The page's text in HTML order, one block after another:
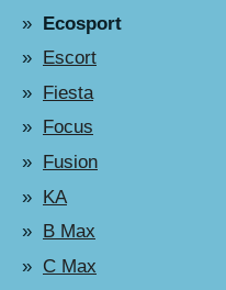
Ecosport
Escort
Fiesta
Focus
Fusion
KA
B Max
C Max